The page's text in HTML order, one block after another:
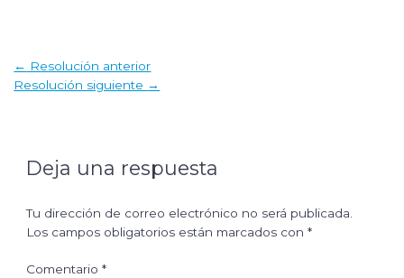
Navegación
de
← Resolución anterior
Resolución siguiente →
Deja una respuesta
Tu dirección de correo electrónico no será publicada.
Los campos obligatorios están marcados con*
Comentario*